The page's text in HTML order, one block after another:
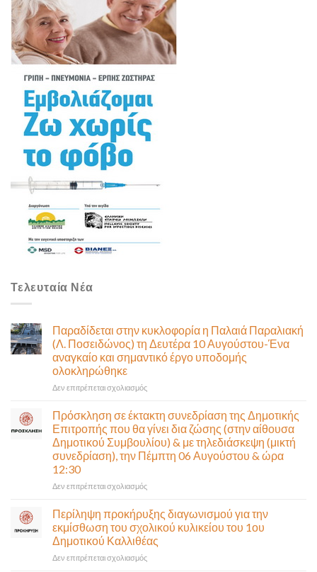
Τελευταία Νέα
Παραδίδεται στην κυκλοφορία η Παλαιά Παραλιακή
(Λ. Ποσειδώνος) τη Δευτέρα 10 Αυγούστου-Ένα
αναγκαίο και σημαντικό έργο υποδομής
ολοκληρώθηκε
Δεν επιτρέπεται σχολιασμόςστο
κυκλοφορία
η
Παλαιά
Παραλιακή
Ποσειδώνος)
10
Αυγούστου-
Ένα
αναγκαίο
Πρόσκληση σε έκτακτη συνεδρίαση της Δημοτικής
Επιτροπής που θα γίνει δια ζώσης (στην αίθουσα
Δημοτικού Συμβουλίου) & με τηλεδιάσκεψη (μικτή
συνεδρίαση), την Πέμπτη 06 Αυγούστου & ώρα
12:30
Δεν επιτρέπεται σχολιασμόςστο
σε
έκτακτη
συνεδρίαση
της
Δημοτικής
Περίληψη προκήρυξης διαγωνισμού για την
εκμίσθωση του σχολικού κυλικείου του 1ου
Δημοτικού Καλλιθέας
Δεν επιτρέπεται σχολιασμόςστο